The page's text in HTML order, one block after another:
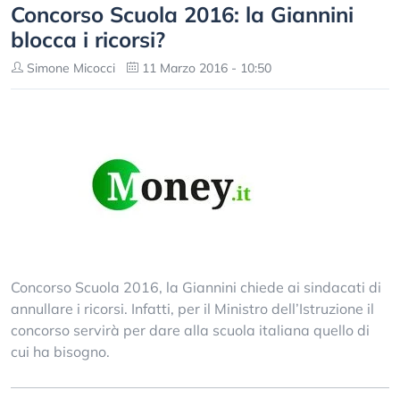
Concorso Scuola 2016: la Giannini
blocca i ricorsi?
Simone Micocci 11 Marzo 2016 - 10:50
Concorso Scuola 2016, la Giannini chiede ai sindacati di
annullare i ricorsi. Infatti, per il Ministro dell’Istruzione il
concorso servirà per dare alla scuola italiana quello di
cui ha bisogno.